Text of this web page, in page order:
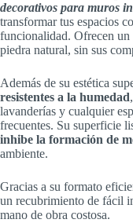
decorativos para muros
transformar tus espacios
funcionalidad. Ofrecen un
piedra natural, sin sus
Además de su estética
resistentes a la humedad
lavanderías y cualquier
frecuentes. Su superficie
inhibe la formación de
ambiente.
Gracias a su formato
un recubrimiento de fácil
mano de obra costosa.